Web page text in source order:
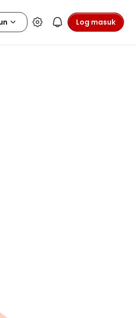
Log masuk